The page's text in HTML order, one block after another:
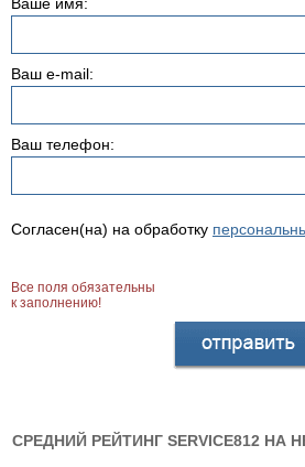
Ваш e-mail:
Ваш телефон:
Согласен(на) на обработку
Все поля обязательны
к заполнению!
СРЕДНИЙ РЕЙТИНГ SERVICE812